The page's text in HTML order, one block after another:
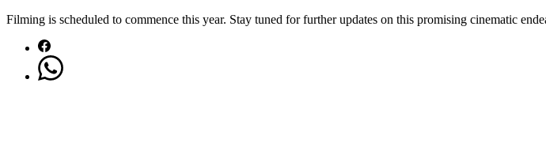
Filming is scheduled to commence this year. Stay tuned for further updates on this promising cinematic